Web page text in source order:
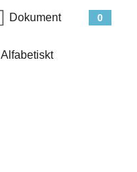
0
Dokument
Alfabetiskt